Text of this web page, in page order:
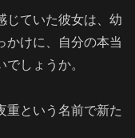
じていた彼女は、幼
かけに、自分の本当
しょうか。
重という名前で新た